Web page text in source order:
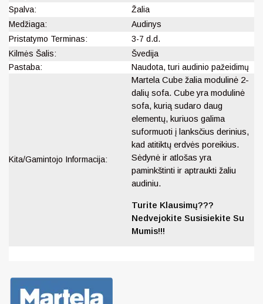
Spalva:
Žalia
Medžiaga:
Audinys
Pristatymo Terminas:
3-7 d.d.
Kilmės Šalis:
Švedija
Pastaba:
Naudota, turi audinio pažeidimų
Kita/Gamintojo Informacija:
Martela Cube žalia modulinė 2-
dalių sofa. Cube yra modulinė
sofa, kurią sudaro daug
elementų, kuriuos galima
suformuoti į lanksčius derinius,
kad atitiktų erdvės poreikius.
Sėdynė ir atlošas yra
paminkštinti ir aptraukti žaliu
audiniu.
Turite Klausimų???
Nedvejokite Susisiekite Su
Mumis!!!